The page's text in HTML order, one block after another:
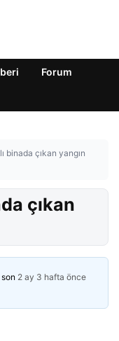
Forum
binada çıkan yangın
çıkan
2 ay 3 hafta önce